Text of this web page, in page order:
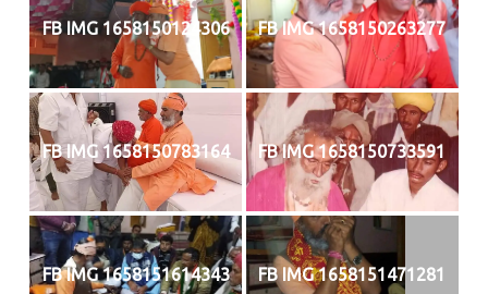
FB IMG 1658150124306 FB IMG 1658150263277
FB IMG 1658150783164 FB IMG 1658150733591
FB IMG 1658151614343 FB IMG 1658151471281